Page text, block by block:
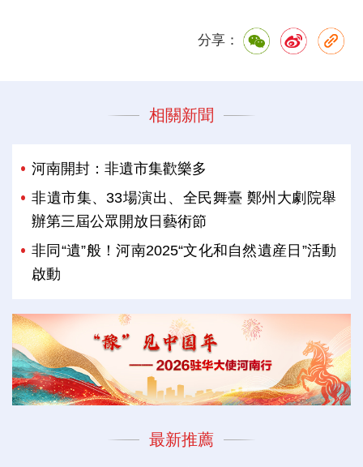
分享：
相關新聞
河南開封：非遺市集歡樂多
非遺市集、33場演出、全民舞臺 鄭州大劇院舉
辦第三屆公眾開放日藝術節
非同“遺”般！河南2025“文化和自然遺産日”活動
啟動
最新推薦